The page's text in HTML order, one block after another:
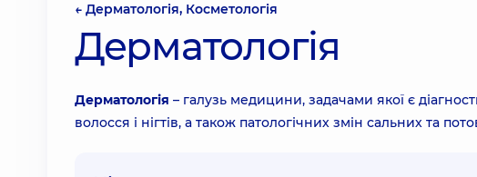
← Дерматологія, Косметологія
Дерматологія
Дерматологія – галузь медицини, задачами якої є
волосся і нігтів, а також патологічних змін сальних та